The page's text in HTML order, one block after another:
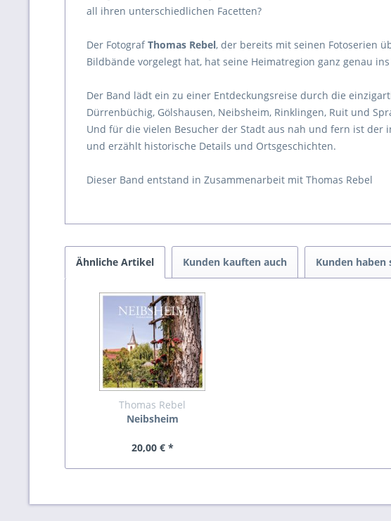
all ihren unterschiedlichen Facetten?
Der FotografThomas Rebel, der bereits mit seinen Fotoserien
Bildbände vorgelegt hat, hat seine Heimatregion ganz genau
Der Band lädt ein zu einer Entdeckungsreise durch die
Dürrenbüchig, Gölshausen, Neibsheim, Rinklingen, Ruit und
Und für die vielen Besucher der Stadt aus nah und fern ist der
und erzählt historische Details und Ortsgeschichten.
Dieser Band entstand in Zusammenarbeit mit Thomas Rebel
Ähnliche Artikel Kunden kauften auch Kunden haben
Thomas Rebel
Neibsheim
20,00 € *